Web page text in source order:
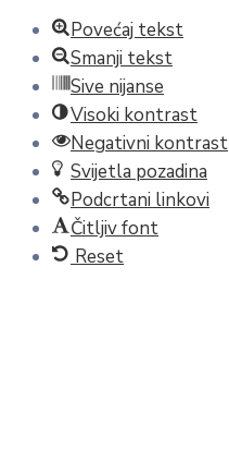
Povećaj tekst
Smanji tekst
Sive nijanse
Visoki kontrast
Negativni kontrast
Svijetla pozadina
Podcrtani linkovi
Čitljiv font
Reset